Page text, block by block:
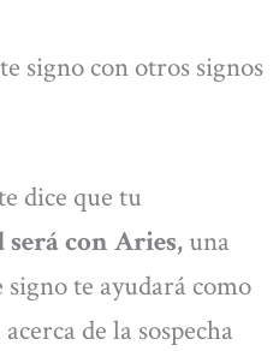
signo con otros signos
dice que tu
con Aries, una
te ayudará como
de la sospecha